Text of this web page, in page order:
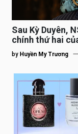
Sau Kỳ Duyên,
chính thứ hai
by Huyền My Trương